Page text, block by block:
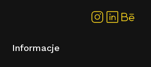
Informacje